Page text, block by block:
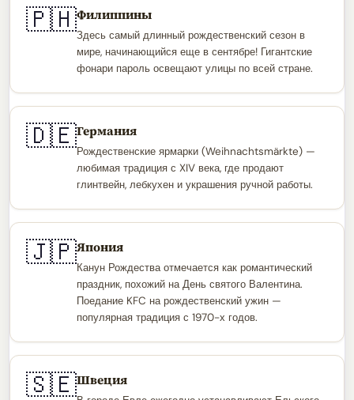
🇵🇭Филиппины
Здесь самый длинный рождественский сезон в
мире, начинающийся еще в сентябре! Гигантские
фонари пароль освещают улицы по всей стране.
🇩🇪Германия
Рождественские ярмарки (Weihnachtsmärkte) —
любимая традиция с XIV века, где продают
глинтвейн, лебкухен и украшения ручной работы.
🇯🇵Япония
Канун Рождества отмечается как романтический
праздник, похожий на День святого Валентина.
Поедание KFC на рождественский ужин —
популярная традиция с 1970-х годов.
🇸🇪Швеция